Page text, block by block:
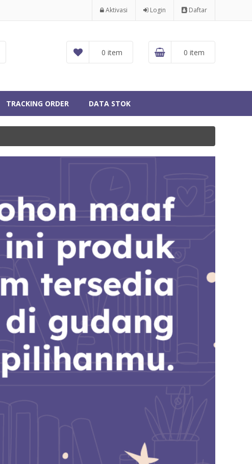
Aktivasi Login Daftar
0 item 0 item
TRACKING ORDER DATA STOK